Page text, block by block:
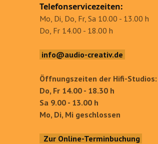
Telefonservicezeiten:
Mo, Di, Do, Fr, Sa 10.00 - 13.00 h
Do, Fr 14.00 - 18.00 h
info@audio-creativ.de
Öffnungszeiten der Hifi-Studios:
Do, Fr 14.00 - 18.30 h
Sa 9.00 - 13.00 h
Mo, Di, Mi geschlossen
Zur Online-Terminbuchung